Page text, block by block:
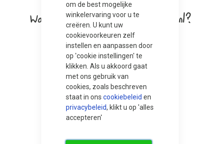
om de best mogelijke
winkelervaring voor u te
creëren. U kunt uw
cookievoorkeuren zelf
instellen en aanpassen door
op 'cookie instellingen' te
klikken. Als u akkoord gaat
met ons gebruik van
cookies, zoals beschreven
staat in ons cookiebeleid en
privacybeleid, klikt u op 'alles
accepteren'
Wat vinden anderen van Bestrating.nl?
Dit bedrijf beveel ik van harte aan .
Roelof oldenhuizing
Bekijk hier alle reviews